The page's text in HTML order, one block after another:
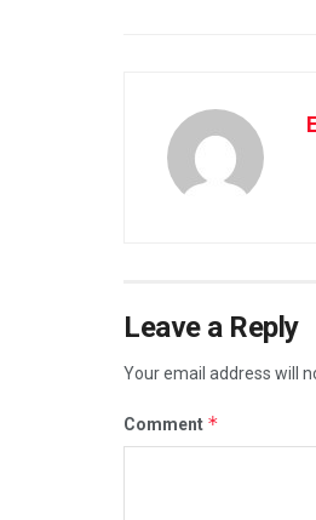
Leave a Reply
Your email address will
Comment *